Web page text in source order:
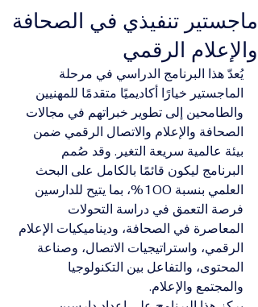
ماجستير تنفيذي في الصحافة
والإعلام الرقمي
يُعدّ هذا البرنامج الدراسي في مرحلة
الماجستير خيارًا أكاديميًا متقدمًا للمهنيين
والطامحين إلى تطوير خبراتهم في مجالات
الصحافة والإعلام والاتصال الرقمي ضمن
بيئة عالمية سريعة التغير. وقد صُمم
البرنامج ليكون قائمًا بالكامل على البحث
العلمي بنسبة 100%، بما يتيح للدارسين
فرصة التعمق في دراسة التحولات
المعاصرة في الصحافة، وديناميكيات الإعلام
الرقمي، واستراتيجيات الاتصال، وصناعة
المحتوى، والتفاعل بين التكنولوجيا
والمجتمع والإعلام.